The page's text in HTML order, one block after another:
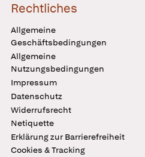
Rechtliches
Allgemeine
Geschäftsbedingungen
Allgemeine
Nutzungsbedingungen
Impressum
Datenschutz
Widerrufsrecht
Netiquette
Erklärung zur Barrierefreiheit
Cookies & Tracking